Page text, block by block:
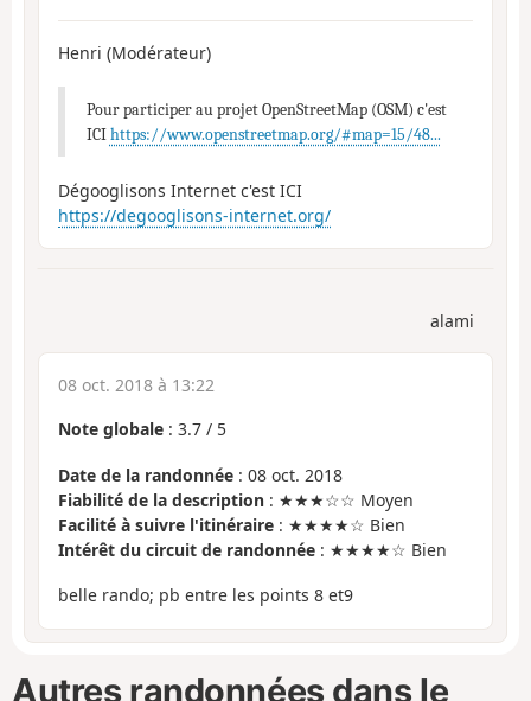
Henri (Modérateur)
Pour participer au projet OpenStreetMap (OSM) c'est
ICIhttps://www.openstreetmap.org/#map=15/48...
Dégooglisons Internet c'est ICI
https://degooglisons-internet.org/
alami
08 oct. 2018 à 13:22
Note globale : 3.7 / 5
Date de la randonnée : 08 oct. 2018
Fiabilité de la description : ★★★☆☆ Moyen
Facilité à suivre l'itinéraire : ★★★★☆ Bien
Intérêt du circuit de randonnée : ★★★★☆ Bien
belle rando; pb entre les points 8 et9
Autres randonnées dans le